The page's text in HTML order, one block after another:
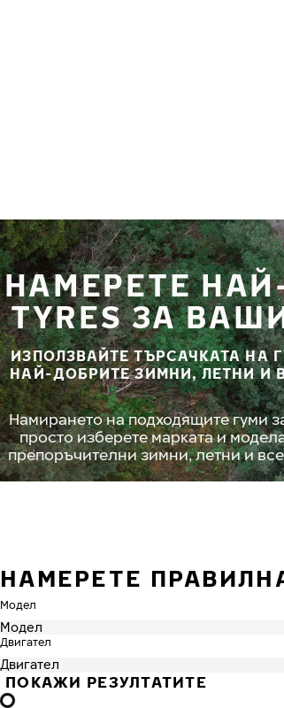
НАМЕРЕТЕ
TYRES ЗА
ИЗПОЛЗВАЙТЕ ТЪРСАЧКАТА НА
НАЙ-ДОБРИТЕ ЗИМНИ, ЛЕТНИ И
Намирането на подходящите гуми
просто изберете марката и
препоръчителни зимни, летни и
НАМЕРЕТЕ
Модел
Двигател
ПОКАЖИ РЕЗУЛТАТИТЕ